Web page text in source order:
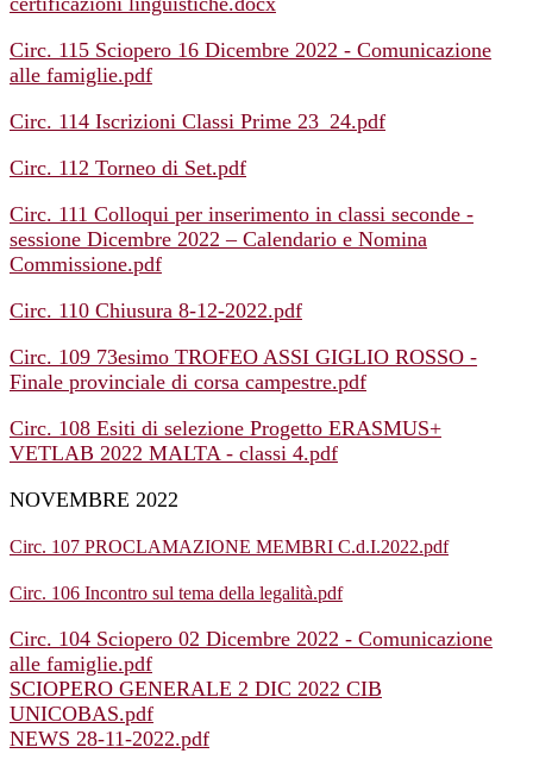
Circ. 115 Sciopero 16 Dicembre 2022 - Comunicazione
alle famiglie.pdf
Circ. 114 Iscrizioni Classi Prime 23_24.pdf
Circ. 112 Torneo di Set.pdf
Circ. 111 Colloqui per inserimento in classi seconde -
sessione Dicembre 2022 – Calendario e Nomina
Commissione.pdf
Circ. 110 Chiusura 8-12-2022.pdf
Circ. 109 73esimo TROFEO ASSI GIGLIO ROSSO -
Finale provinciale di corsa campestre.pdf
Circ. 108 Esiti di selezione Progetto ERASMUS+
VETLAB 2022 MALTA - classi 4.pdf
NOVEMBRE 2022
Circ. 107 PROCLAMAZIONE MEMBRI C.d.I.2022.pdf
Circ. 106 Incontro sul tema della legalità.pdf
Circ. 104 Sciopero 02 Dicembre 2022 - Comunicazione
alle famiglie.pdf
SCIOPERO GENERALE 2 DIC 2022 CIB
UNICOBAS.pdf
NEWS 28-11-2022.pdf